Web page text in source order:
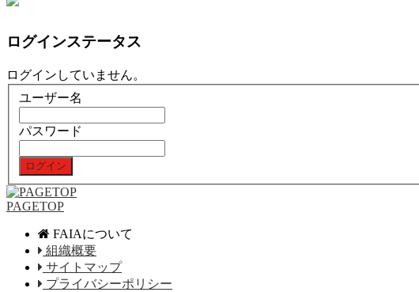
ログインステータス
ログインしていません。
ユーザー名
パスワード
PAGETOP
FAIAについて
組織概要
サイトマップ
プライバシーポリシー